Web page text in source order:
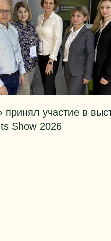
участие в
Show 2026